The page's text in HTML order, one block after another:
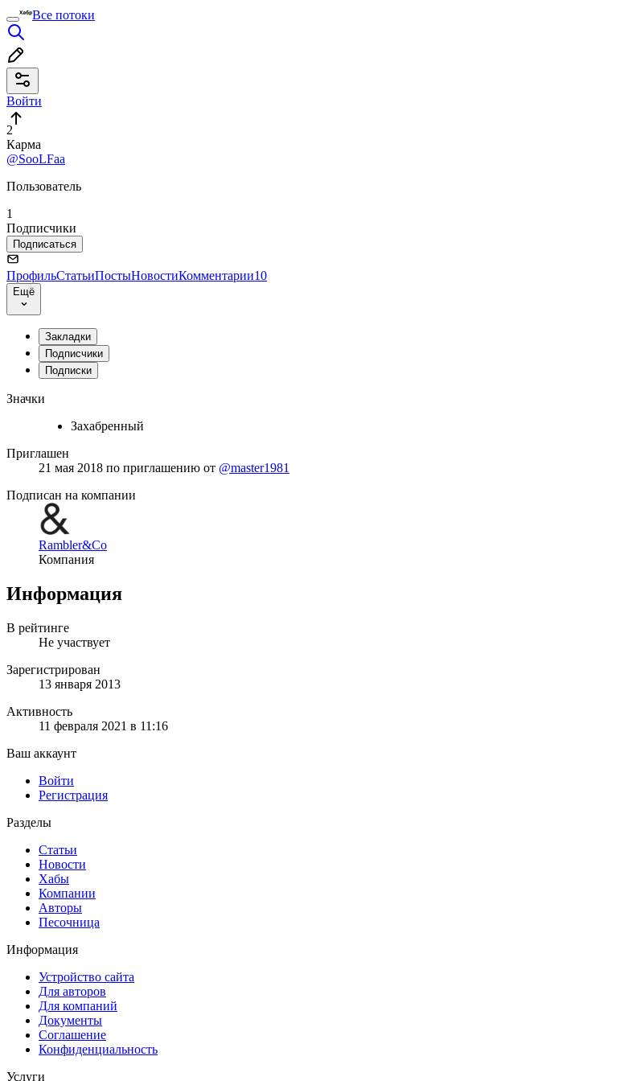
Все потоки
Войти
2
Карма
@SooLFaa
Пользователь
1
Подписчики
Подписаться
ПрофильСтатьиПостыНовостиКомментарии10
Ещё
Закладки
Подписчики
Подписки
Значки
Захабренный
Приглашен
21 мая 2018 по приглашению от @master1981
Подписан на компании
Rambler&Co
Компания
Информация
В рейтинге
Не участвует
Зарегистрирован
13 января 2013
Активность
11 февраля 2021 в 11:16
Ваш аккаунт
Войти
Регистрация
Разделы
Статьи
Новости
Хабы
Компании
Авторы
Песочница
Информация
Устройство сайта
Для авторов
Для компаний
Документы
Соглашение
Конфиденциальность
Услуги